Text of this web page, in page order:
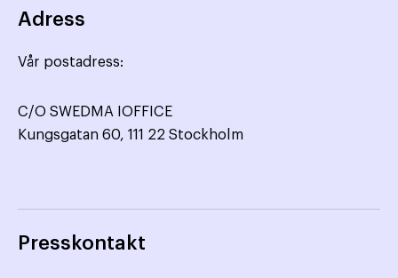
Adress
Vår postadress:
C/O SWEDMA IOFFICE
Kungsgatan 60, 111 22 Stockholm
Presskontakt